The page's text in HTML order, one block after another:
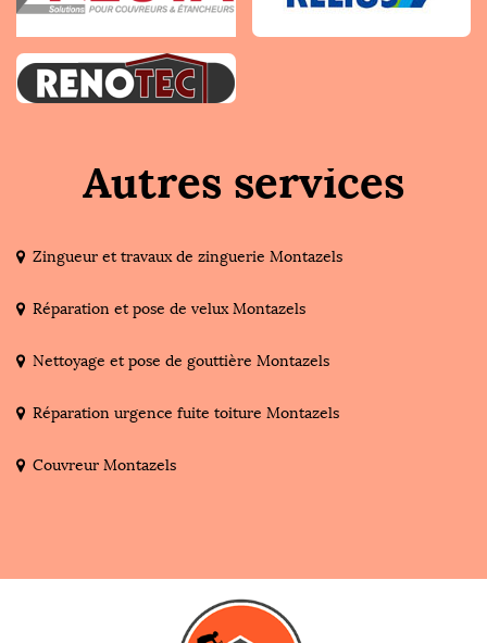
Autres services
Zingueur et travaux de zinguerie Montazels
Réparation et pose de velux Montazels
Nettoyage et pose de gouttière Montazels
Réparation urgence fuite toiture Montazels
Couvreur Montazels